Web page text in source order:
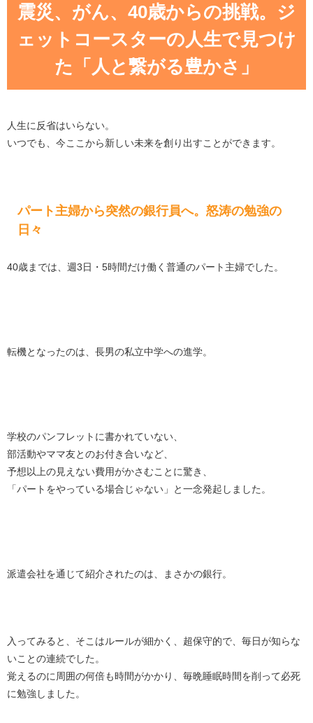
震災、がん、40歳からの挑戦。ジ
ェットコースターの人生で見つけ
た「人と繋がる豊かさ」
人生に反省はいらない。
いつでも、今ここから新しい未来を創り出すことができます。
パート主婦から突然の銀行員へ。怒涛の勉強の
日々
40歳までは、週3日・5時間だけ働く普通のパート主婦でした。
転機となったのは、長男の私立中学への進学。
学校のパンフレットに書かれていない、
部活動やママ友とのお付き合いなど、
予想以上の見えない費用がかさむことに驚き、
「パートをやっている場合じゃない」と一念発起しました。
派遣会社を通じて紹介されたのは、まさかの銀行。
入ってみると、そこはルールが細かく、超保守的で、毎日が知らな
いことの連続でした。
覚えるのに周囲の何倍も時間がかかり、毎晩睡眠時間を削って必死
に勉強しました。